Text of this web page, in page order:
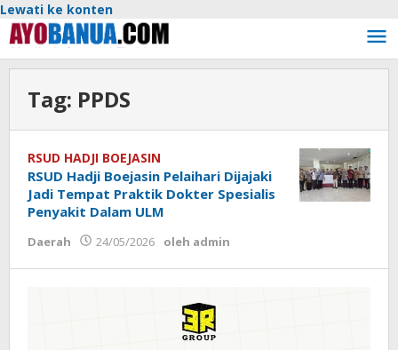
Lewati ke konten
Tag: PPDS
RSUD HADJI BOEJASIN
RSUD Hadji Boejasin Pelaihari Dijajaki
Jadi Tempat Praktik Dokter Spesialis
Penyakit Dalam ULM
Daerah 24/05/2026 oleh admin